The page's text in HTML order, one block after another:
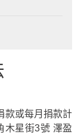
款或每月捐款計
木星街3號 澤盈